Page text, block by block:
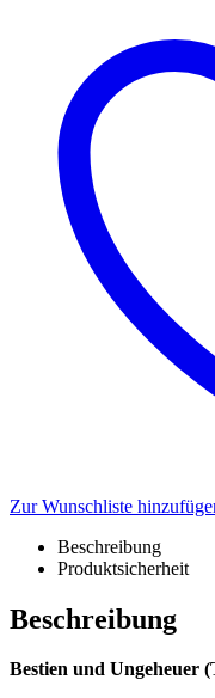
Zur Wunschliste
Beschreibung
Produktsicherheit
Beschreibung
Bestien und Ungeheuer